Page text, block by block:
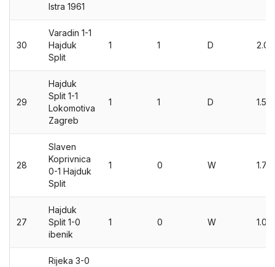
Istra 1961
30
Varadin 1-1
Hajduk
Split
1 1 D 2.04
29
Hajduk
Split 1-1
Lokomotiva
Zagreb
1 1 D 1.55
28
Slaven
Koprivnica
0-1 Hajduk
Split
1 0 W 1.73
27
Hajduk
Split 1-0
ibenik
1 0 W 1.09
Rijeka 3-0